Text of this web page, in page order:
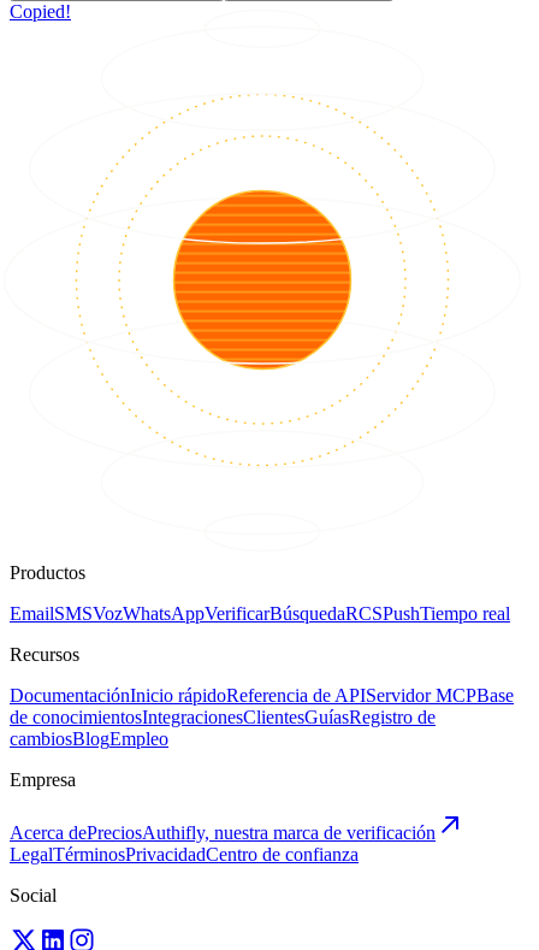
Copied!
Productos
EmailSMSVozWhatsAppVerificarBúsquedaRCSPushTiempo real
Recursos
DocumentaciónInicio rápidoReferencia de APIServidor MCPBase
de conocimientosIntegracionesClientesGuíasRegistro de
cambiosBlogEmpleo
Empresa
Acerca dePreciosAuthifly, nuestra marca de verificación
LegalTérminosPrivacidadCentro de confianza
Social